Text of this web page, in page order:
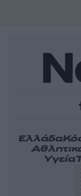
Ελλάδα
Υγεία